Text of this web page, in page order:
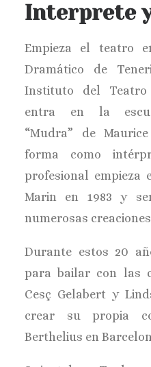
Interprete
Empieza el teatro
Dramático de
Instituto del Teatro
entra en la
“Mudra” de
forma como
profesional empieza
Marin en 1983 y
numerosas
Durante estos 20
para bailar con las
Cesç Gelabert y
crear su propia
Berthelius en